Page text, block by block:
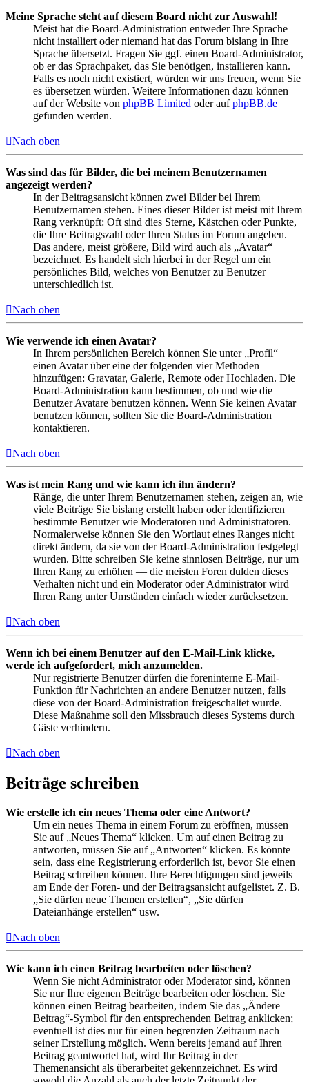
Meine Sprache steht auf diesem Board nicht zur Auswahl!
Meist hat die Board-Administration entweder Ihre Sprache
nicht installiert oder niemand hat das Forum bislang in Ihre
Sprache übersetzt. Fragen Sie ggf. einen Board-Administrator,
ob er das Sprachpaket, das Sie benötigen, installieren kann.
Falls es noch nicht existiert, würden wir uns freuen, wenn Sie
es übersetzen würden. Weitere Informationen dazu können
auf der Website von phpBB Limited oder aufphpBB.de
gefunden werden.
Nach oben
Was sind das für Bilder, die bei meinem Benutzernamen
angezeigt werden?
In der Beitragsansicht können zwei Bilder bei Ihrem
Benutzernamen stehen. Eines dieser Bilder ist meist mit Ihrem
Rang verknüpft: Oft sind dies Sterne, Kästchen oder Punkte,
die Ihre Beitragszahl oder Ihren Status im Forum angeben.
Das andere, meist größere, Bild wird auch als „Avatar“
bezeichnet. Es handelt sich hierbei in der Regel um ein
persönliches Bild, welches von Benutzer zu Benutzer
unterschiedlich ist.
Nach oben
Wie verwende ich einen Avatar?
In Ihrem persönlichen Bereich können Sie unter „Profil“
einen Avatar über eine der folgenden vier Methoden
hinzufügen: Gravatar, Galerie, Remote oder Hochladen. Die
Board-Administration kann bestimmen, ob und wie die
Benutzer Avatare benutzen können. Wenn Sie keinen Avatar
benutzen können, sollten Sie die Board-Administration
kontaktieren.
Nach oben
Was ist mein Rang und wie kann ich ihn ändern?
Ränge, die unter Ihrem Benutzernamen stehen, zeigen an, wie
viele Beiträge Sie bislang erstellt haben oder identifizieren
bestimmte Benutzer wie Moderatoren und Administratoren.
Normalerweise können Sie den Wortlaut eines Ranges nicht
direkt ändern, da sie von der Board-Administration festgelegt
wurden. Bitte schreiben Sie keine sinnlosen Beiträge, nur um
Ihren Rang zu erhöhen — die meisten Foren dulden dieses
Verhalten nicht und ein Moderator oder Administrator wird
Ihren Rang unter Umständen einfach wieder zurücksetzen.
Nach oben
Wenn ich bei einem Benutzer auf den E-Mail-Link klicke,
werde ich aufgefordert, mich anzumelden.
Nur registrierte Benutzer dürfen die foreninterne E-Mail-
Funktion für Nachrichten an andere Benutzer nutzen, falls
diese von der Board-Administration freigeschaltet wurde.
Diese Maßnahme soll den Missbrauch dieses Systems durch
Gäste verhindern.
Nach oben
Beiträge schreiben
Wie erstelle ich ein neues Thema oder eine Antwort?
Um ein neues Thema in einem Forum zu eröffnen, müssen
Sie auf „Neues Thema“ klicken. Um auf einen Beitrag zu
antworten, müssen Sie auf „Antworten“ klicken. Es könnte
sein, dass eine Registrierung erforderlich ist, bevor Sie einen
Beitrag schreiben können. Ihre Berechtigungen sind jeweils
am Ende der Foren- und der Beitragsansicht aufgelistet. Z. B.
„Sie dürfen neue Themen erstellen“, „Sie dürfen
Dateianhänge erstellen“ usw.
Nach oben
Wie kann ich einen Beitrag bearbeiten oder löschen?
Wenn Sie nicht Administrator oder Moderator sind, können
Sie nur Ihre eigenen Beiträge bearbeiten oder löschen. Sie
können einen Beitrag bearbeiten, indem Sie das „Ändere
Beitrag“-Symbol für den entsprechenden Beitrag anklicken;
eventuell ist dies nur für einen begrenzten Zeitraum nach
seiner Erstellung möglich. Wenn bereits jemand auf Ihren
Beitrag geantwortet hat, wird Ihr Beitrag in der
Themenansicht als überarbeitet gekennzeichnet. Es wird